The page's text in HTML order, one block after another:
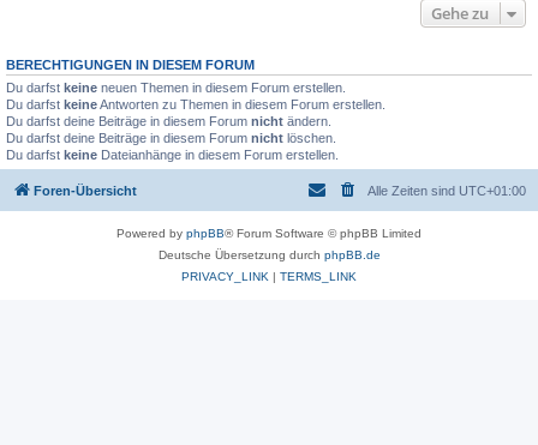
Gehe zu
BERECHTIGUNGEN IN DIESEM FORUM
Du darfst keine neuen Themen in diesem Forum erstellen.
Du darfst keineAntworten zu Themen in diesem Forum erstellen.
Du darfst deine Beiträge in diesem Forum nicht ändern.
Du darfst deine Beiträge in diesem Forum nicht löschen.
Du darfst keine Dateianhänge in diesem Forum erstellen.
Foren-Übersicht Alle Zeiten sind UTC+01:00
Powered by phpBB® Forum Software © phpBB Limited
Deutsche Übersetzung durch phpBB.de
PRIVACY_LINK | TERMS_LINK